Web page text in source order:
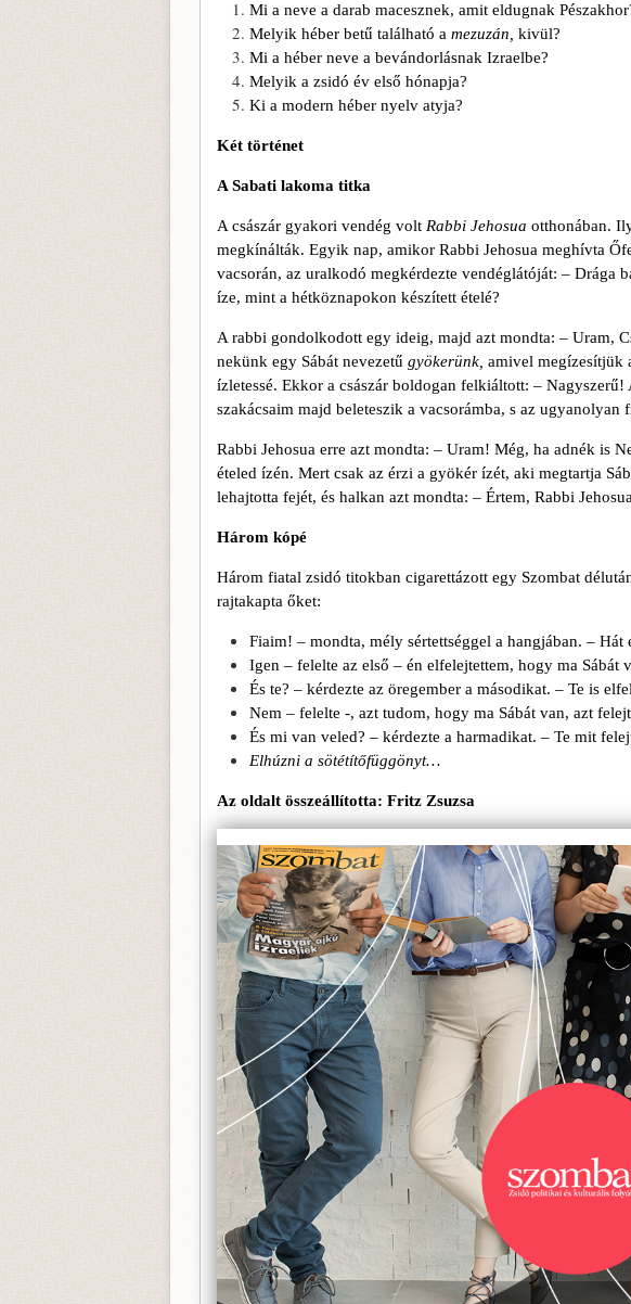
Mi a neve a darab macesznek, amit eldugnak
Melyik héber betű található a mezuzán, kivül?
Mi a héber neve a bevándorlásnak Izraelbe?
Melyik a zsidó év első hónapja?
Ki a modern héber nyelv atyja?
Két történet
A Sabati lakoma titka
A császár gyakori vendég volt Rabbi Jehosua otthonában.
megkínálták. Egyik nap, amikor Rabbi Jehosua meghívta
vacsorán, az uralkodó megkérdezte vendéglátóját: – Drága
íze, mint a hétköznapokon készített ételé?
A rabbi gondolkodott egy ideig, majd azt mondta: – Uram,
nekünk egy Sábát nevezetű gyökerünk, amivel megízesítjük
ízletessé. Ekkor a császár boldogan felkiáltott: –
szakácsaim majd beleteszik a vacsorámba, s az ugyanolyan
Rabbi Jehosua erre azt mondta: – Uram! Még, ha adnék is
ételed ízén. Mert csak az érzi a gyökér ízét, aki megtartja
lehajtotta fejét, és halkan azt mondta: – Értem, Rabbi
Három kópé
Három fiatal zsidó titokban cigarettázott egy Szombat
rajtakapta őket:
Fiaim! – mondta, mély sértettséggel a hangjában. – Hát
Igen – felelte az első – én elfelejtettem, hogy ma Sábát
És te? – kérdezte az öregember a másodikat. – Te is
Nem – felelte -, azt tudom, hogy ma Sábát van, azt
És mi van veled? – kérdezte a harmadikat. – Te mit
Elhúzni a sötétítőfüggönyt…
Az oldalt összeállította: Fritz Zsuzsa